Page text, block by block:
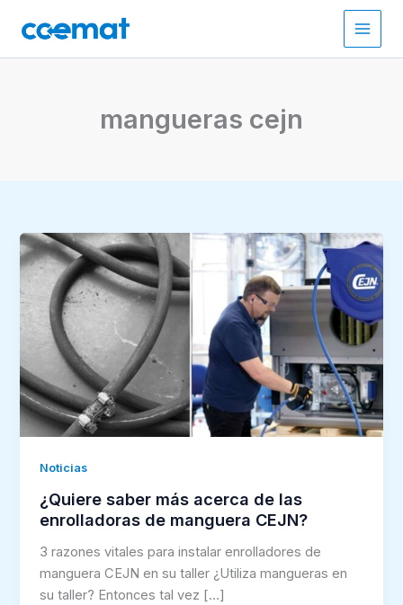
mangueras cejn
Noticias
¿Quiere saber más acerca de las
enrolladoras de manguera CEJN?
3 razones vitales para instalar enrolladores de
manguera CEJN en su taller ¿Utiliza mangueras en
su taller? Entonces tal vez […]